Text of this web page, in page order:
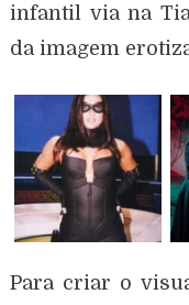
infantil via na
da imagem
Para criar o